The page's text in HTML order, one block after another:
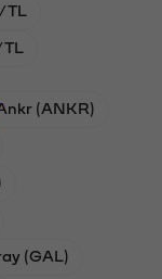
(ANKR)
(GAL)